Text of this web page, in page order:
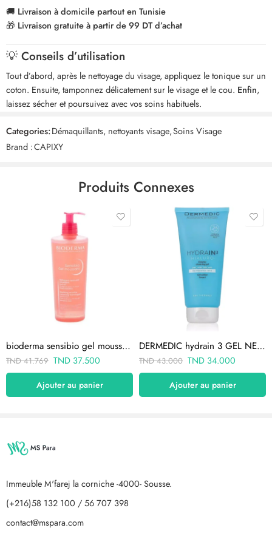
🚚 Livraison à domicile partout en Tunisie
🎁 Livraison gratuite à partir de 99 DT d’achat
💡 Conseils d’utilisation
Tout d’abord, après le nettoyage du visage, appliquez le tonique sur un
coton. Ensuite, tamponnez délicatement sur le visage et le cou. Enfin,
laissez sécher et poursuivez avec vos soins habituels.
Categories:Démaquillants, nettoyants visage,Soins Visage
Brand :CAPIXY
Produits Connexes
bioderma sensibio gel moussant, 200ml
TND41.769 TND 37.500
Ajouter au panier
DERMEDIC hydrain 3 GEL NETTOYANT 200G
TND43.000 TND 34.000
Ajouter au panier
Immeuble M'farej la corniche -4000- Sousse.
(+216)58 132 100 / 56 707 398
contact@mspara.com